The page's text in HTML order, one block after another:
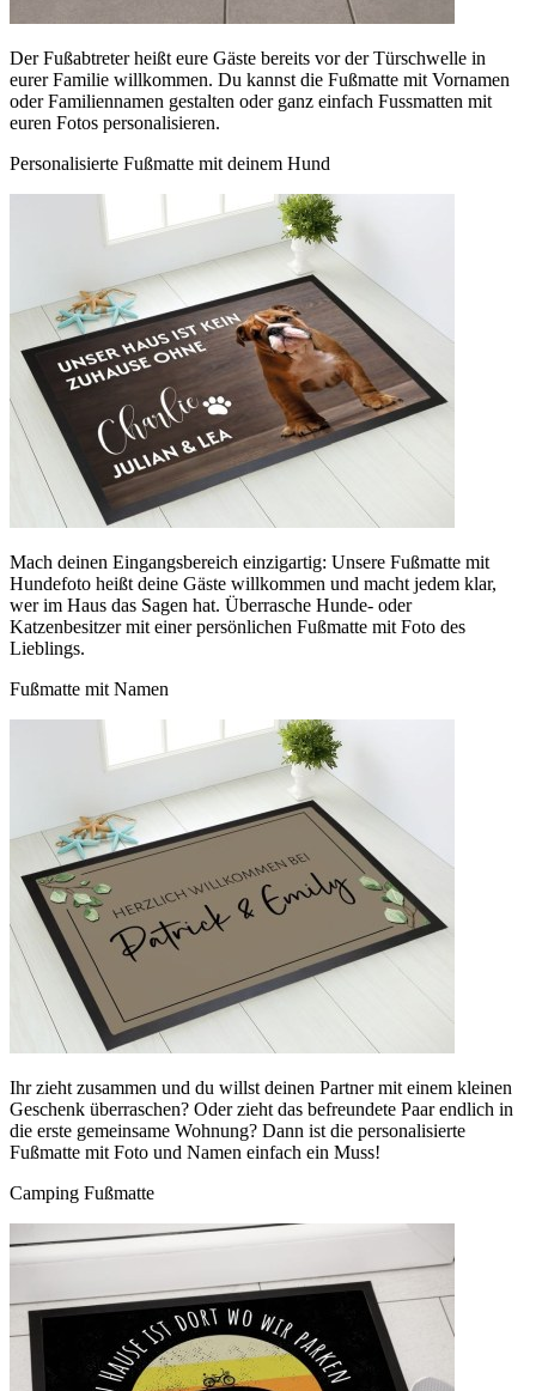
Der Fußabtreter heißt eure Gäste bereits vor der Türschwelle in
eurer Familie willkommen. Du kannst die Fußmatte mit Vornamen
oder Familiennamen gestalten oder ganz einfach Fussmatten mit
euren Fotos personalisieren.
Personalisierte Fußmatte mit deinem Hund
Mach deinen Eingangsbereich einzigartig: Unsere Fußmatte mit
Hundefoto heißt deine Gäste willkommen und macht jedem klar,
wer im Haus das Sagen hat. Überrasche Hunde- oder
Katzenbesitzer mit einer persönlichen Fußmatte mit Foto des
Lieblings.
Fußmatte mit Namen
Ihr zieht zusammen und du willst deinen Partner mit einem kleinen
Geschenk überraschen? Oder zieht das befreundete Paar endlich in
die erste gemeinsame Wohnung? Dann ist die personalisierte
Fußmatte mit Foto und Namen einfach ein Muss!
Camping Fußmatte